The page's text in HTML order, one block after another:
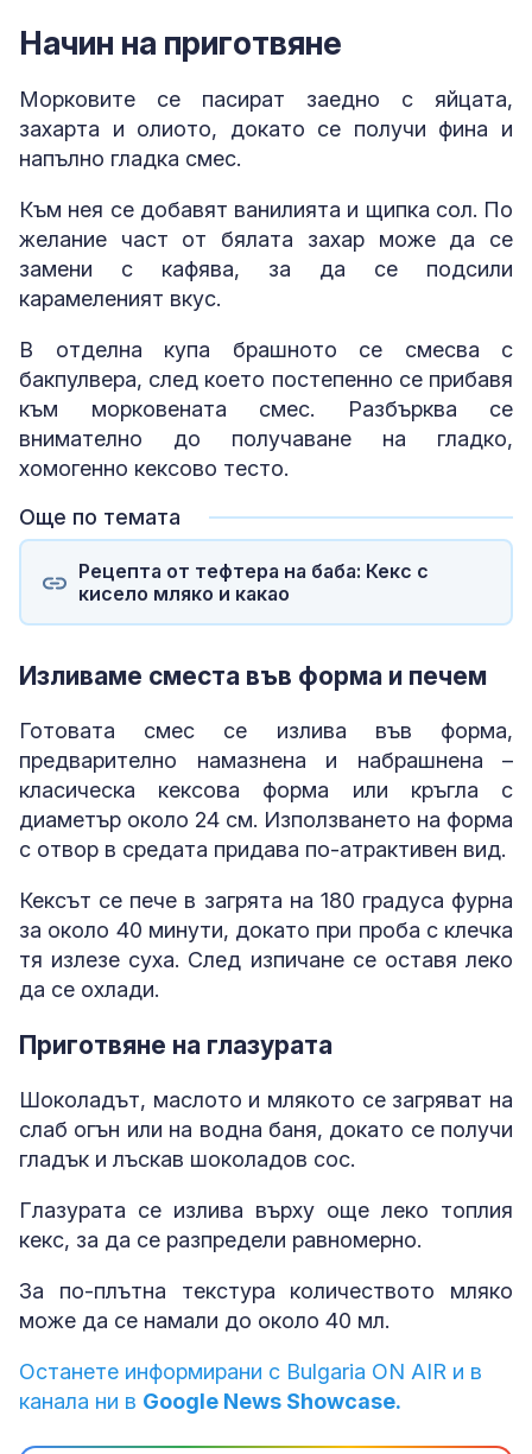
Начин на приготвяне
Морковите се пасират заедно с яйцата,
захарта и олиото, докато се получи фина и
напълно гладка смес.
Към нея се добавят ванилията и щипка сол. По
желание част от бялата захар може да се
замени с кафява, за да се подсили
карамеленият вкус.
В отделна купа брашното се смесва с
бакпулвера, след което постепенно се прибавя
към морковената смес. Разбърква се
внимателно до получаване на гладко,
хомогенно кексово тесто.
Още по темата
Рецепта от тефтера на баба: Кекс с
кисело мляко и какао
Изливаме сместа във форма и печем
Готовата смес се излива във форма,
предварително намазнена и набрашнена –
класическа кексова форма или кръгла с
диаметър около 24 см. Използването на форма
с отвор в средата придава по-атрактивен вид.
Кексът се пече в загрята на 180 градуса фурна
за около 40 минути, докато при проба с клечка
тя излезе суха. След изпичане се оставя леко
да се охлади.
Приготвяне на глазурата
Шоколадът, маслото и млякото се загряват на
слаб огън или на водна баня, докато се получи
гладък и лъскав шоколадов сос.
Глазурата се излива върху още леко топлия
кекс, за да се разпредели равномерно.
За по-плътна текстура количеството мляко
може да се намали до около 40 мл.
Останете информирани с Bulgaria ON AIR и в
канала ни в Google News Showcase.